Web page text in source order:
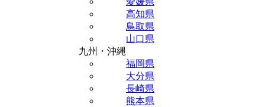
高知県
鳥取県
山口県
九州・沖縄
福岡県
大分県
長崎県
熊本県